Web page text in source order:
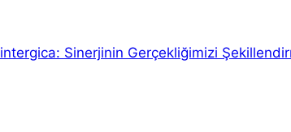
Algoritmalarının